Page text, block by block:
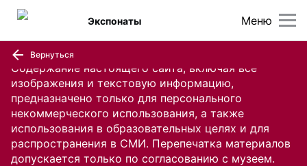
Содержание настоящего сайта, включая все
изображения и текстовую информацию,
предназначено только для персонального
некоммерческого использования, а также
использования в образовательных целях и для
распространения в СМИ. Перепечатка материалов
допускается только по согласованию с музеем.
Меню
Экспонаты
Вернуться